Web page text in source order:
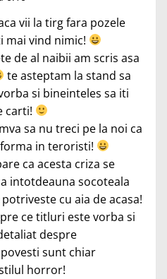
vii la tirg fara pozele
mai vind nimic!
de al naibii am scris asa
te asteptam la stand sa
si bineinteles sa iti
carti!
sa nu treci pe la noi ca
in teroristi!
ca acesta criza se
intotdeauna socoteala
cu aia de acasa!
ce titluri este vorba si
despre
sunt chiar
horror!